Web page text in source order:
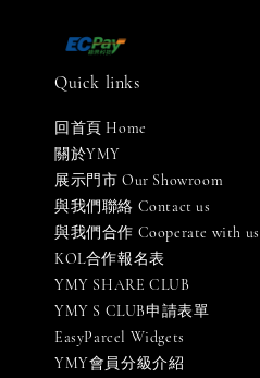
Quick links
回首頁 Home
關於YMY
展示門市 Our Showroom
與我們聯絡 Contact us
與我們合作 Cooperate with us
KOL合作報名表
YMY SHARE CLUB
YMY S CLUB申請表單
EasyParcel Widgets
YMY會員分級介紹